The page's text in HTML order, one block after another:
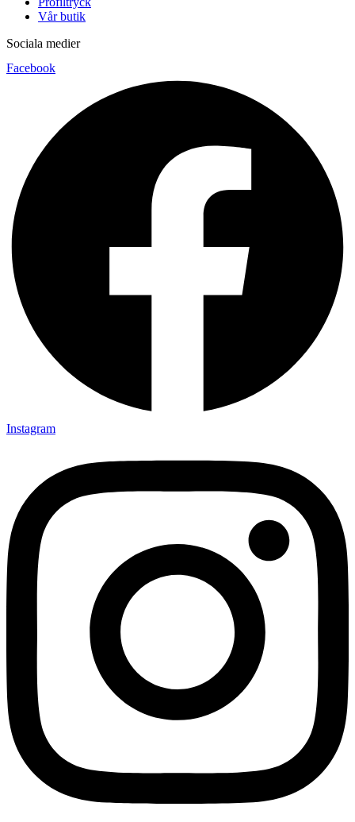
Vår butik
Sociala medier
Facebook
Instagram